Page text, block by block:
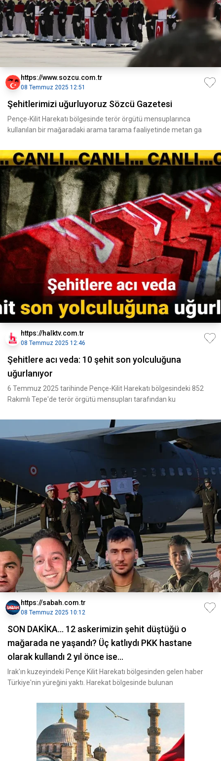
https://www.sozcu.com.tr
08 Temmuz 2025 12:51
Şehitlerimizi uğurluyoruz Sözcü Gazetesi
Pençe-Kilit Harekatı bölgesinde terör örgütü mensuplarınca
kullanılan bir mağaradaki arama tarama faaliyetinde metan ga
https://halktv.com.tr
08 Temmuz 2025 12:46
Şehitlere acı veda: 10 şehit son yolculuğuna
uğurlanıyor
6 Temmuz 2025 tarihinde Pençe-Kilit Harekatı bölgesindeki 852
Rakımlı Tepe'de terör örgütü mensupları tarafından ku
https://sabah.com.tr
08 Temmuz 2025 10:12
SON DAKİKA… 12 askerimizin şehit düştüğü o
mağarada ne yaşandı? Üç katlıydı PKK hastane
olarak kullandı 2 yıl önce ise…
Irak'ın kuzeyindeki Pençe Kilit Harekatı bölgesinden gelen haber
Türkiye'nin yüreğini yaktı. Harekat bölgesinde bulunan